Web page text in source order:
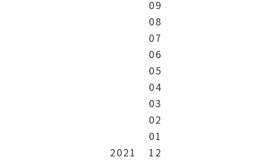
09
08
07
06
05
04
03
02
01
2021
12